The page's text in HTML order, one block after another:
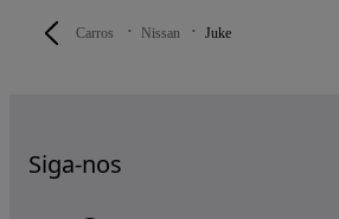
Carros Nissan Juke
Siga-nos